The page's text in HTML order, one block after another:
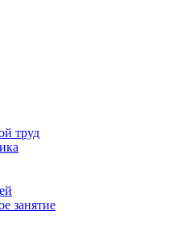
труд
занятие